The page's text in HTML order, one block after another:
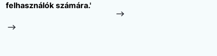
felhasználók számára.'